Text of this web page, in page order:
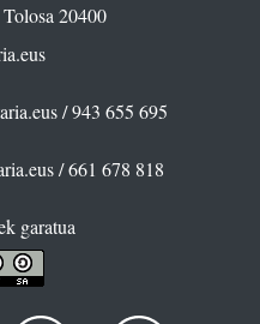
20400
/ 943 655 695
/ 661 678 818
garatua